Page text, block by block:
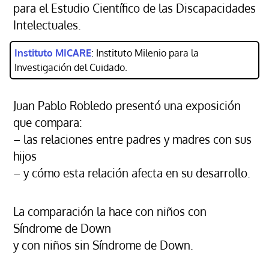
para el Estudio Científico de las Discapacidades
Intelectuales.
Instituto MICARE: Instituto Milenio para la
Investigación del Cuidado.
Juan Pablo Robledo presentó una exposición
que compara:
– las relaciones entre padres y madres con sus
hijos
– y cómo esta relación afecta en su desarrollo.
La comparación la hace con niños con
Síndrome de Down
y con niños sin Síndrome de Down.